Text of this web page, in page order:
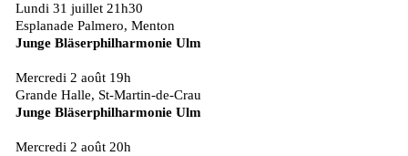
Lundi 31 juillet 21h30
Esplanade Palmero, Menton
Junge Bläserphilharmonie Ulm
Mercredi 2 août 19h
Grande Halle, St-Martin-de-Crau
Junge Bläserphilharmonie Ulm
Mercredi 2 août 20h